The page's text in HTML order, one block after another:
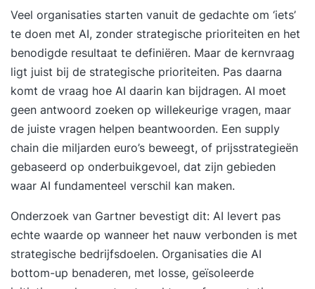
Veel organisaties starten vanuit de gedachte om ‘iets’
te doen met AI, zonder strategische prioriteiten en het
benodigde resultaat te definiëren. Maar de kernvraag
ligt juist bij de strategische prioriteiten. Pas daarna
komt de vraag hoe AI daarin kan bijdragen. AI moet
geen antwoord zoeken op willekeurige vragen, maar
de juiste vragen helpen beantwoorden. Een supply
chain die miljarden euro’s beweegt, of prijsstrategieën
gebaseerd op onderbuikgevoel, dat zijn gebieden
waar AI fundamenteel verschil kan maken.
Onderzoek van Gartner bevestigt dit: AI levert pas
echte waarde op wanneer het nauw verbonden is met
strategische bedrijfsdoelen. Organisaties die AI
bottom-up benaderen, met losse, geïsoleerde